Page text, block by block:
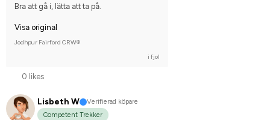
Bra att gå i, lätta att ta på.
Visa original
Jodhpur Fairford CRW®
i fjol
0 likes
Lisbeth W
Verifierad köpare
Competent Trekker